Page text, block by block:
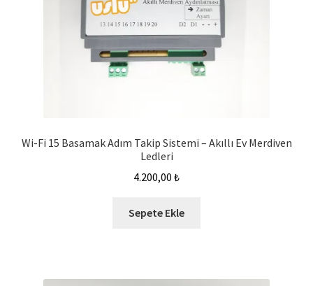
Wi-Fi 15 Basamak Adım Takip Sistemi – Akıllı Ev Merdiven
Ledleri
4.200,00 ₺
Sepete Ekle